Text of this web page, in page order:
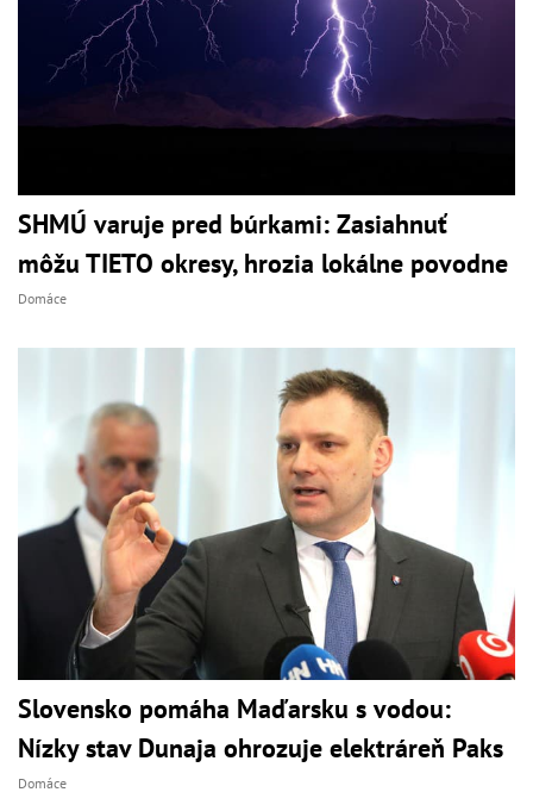
SHMÚ varuje pred búrkami: Zasiahnuť
môžu TIETO okresy, hrozia lokálne povodne
Domáce
Slovensko pomáha Maďarsku s vodou:
Nízky stav Dunaja ohrozuje elektráreň Paks
Domáce